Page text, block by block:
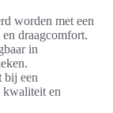
worden met een
draagcomfort.
in
bij een
kwaliteit en